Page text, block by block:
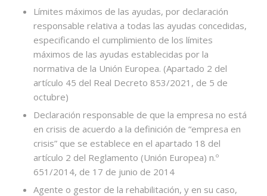
Límites máximos de las ayudas, por declaración
responsable relativa a todas las ayudas concedidas,
especificando el cumplimiento de los límites
máximos de las ayudas establecidas por la
normativa de la Unión Europea. (Apartado 2 del
artículo 45 del Real Decreto 853/2021, de 5 de
octubre)
Declaración responsable de que la empresa no está
en crisis de acuerdo a la definición de “empresa en
crisis” que se establece en el apartado 18 del
artículo 2 del Reglamento (Unión Europea) n.º
651/2014, de 17 de junio de 2014
Agente o gestor de la rehabilitación, y en su caso,